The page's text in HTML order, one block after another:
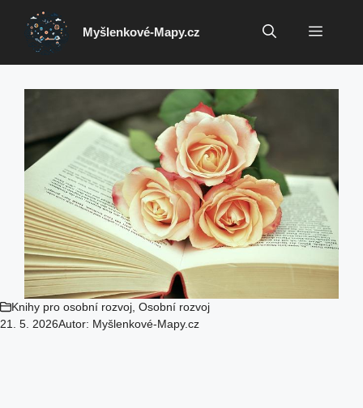
Přeskočit
obsah
Myšlenkové-Mapy.cz Menu
Knihy pro osobní rozvoj Osobní rozvoj
21. 5. 2026Autor: Myšlenkové-Mapy.cz